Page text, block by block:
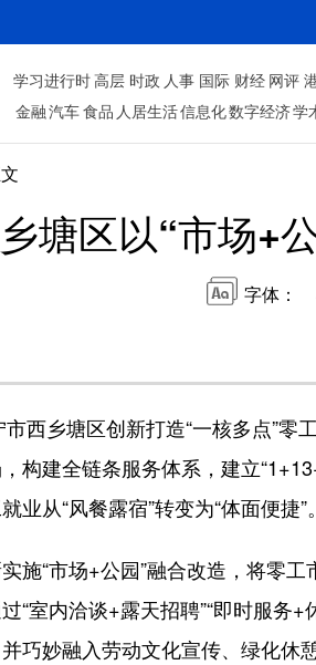
学习进行时高层 时政 人事 国际 财经 网评
金融汽车食品 人居生活信息化数字经济学
塘区以“市场+
字体：
乡塘区创新打造“一核多点”零
构建全链条服务体系，建立
业从“风餐露宿”转变为“体面便捷”。
“市场+公园”融合改造，将零工
“室内洽谈+露天招聘”“即时服务
巧妙融入劳动文化宣传、绿化